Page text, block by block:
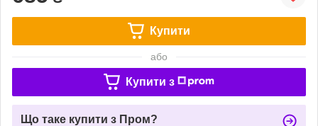
Купити
або
Купити з
Що таке купити з Пром?